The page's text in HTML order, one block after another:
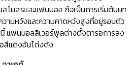
มสรและแฟนบอล ถือเป็นการเริ่มต้นบท
ามหวังและความคาดหวังสูงที่อยู่รอบตัว
แฟนบอลลิเวอร์พูลต่างตั้งตารอการลง
สีแดงอันโด่งดัง